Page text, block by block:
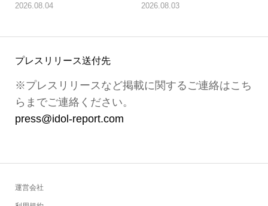
2026.08.04 2026.08.03
プレスリリース送付先
※プレスリリースなど掲載に関するご連絡はこち
らまでご連絡ください。
press@idol-report.com
運営会社